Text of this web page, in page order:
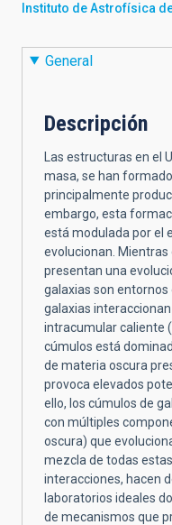
Instituto de Astrofísica
General
Descripción
Las estructuras en el
masa, se han
principalmente
embargo, esta
está modulada por el
evolucionan. Mientras
presentan una
galaxias son
galaxias
intracumular caliente
cúmulos está
de materia oscura
provoca elevados
ello, los cúmulos de
con múltiples
oscura) que
mezcla de todas
interacciones, hacen
laboratorios ideales
de mecanismos que